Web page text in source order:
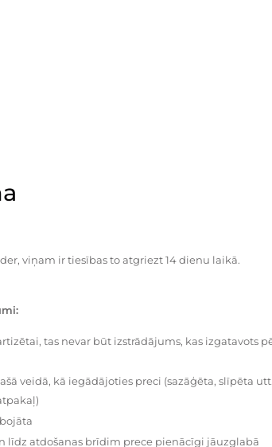
viņam ir tiesības to atgriezt 14 dienu laikā.
tas nevar būt izstrādājums, kas izgatavots
veidā, kā iegādājoties preci (sazāģēta, slīpēta
līdz atdošanas brīdim prece pienācīgi jāuzglabā